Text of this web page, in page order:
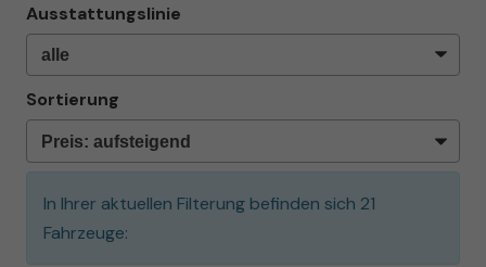
Ausstattungslinie
Sortierung
In Ihrer aktuellen Filterung befinden sich 21
Fahrzeuge: